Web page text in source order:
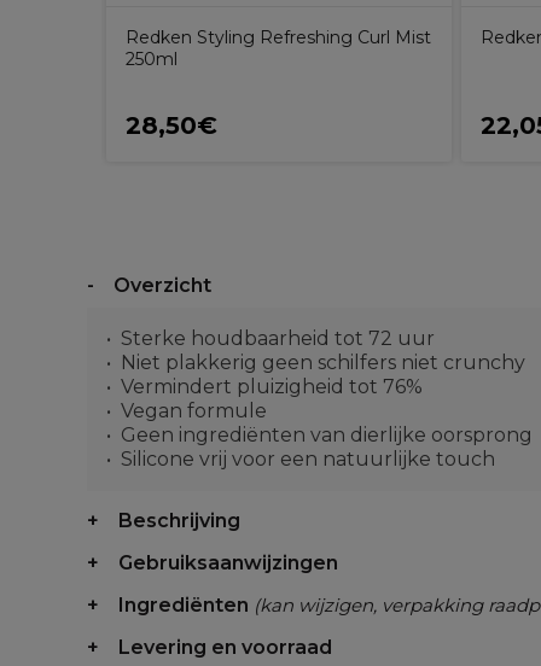
Redken Styling Refreshing Curl Mist
250ml
28,50€
Overzicht
Sterke houdbaarheid tot 72 uur
Niet plakkerig geen schilfers niet crunchy
Vermindert pluizigheid tot 76%
Vegan formule
Geen ingrediënten van dierlijke oorsprong
Silicone vrij voor een natuurlijke touch
Beschrijving
Gebruiksaanwijzingen
Ingrediënten (kan wijzigen, verpakking
Levering en voorraad